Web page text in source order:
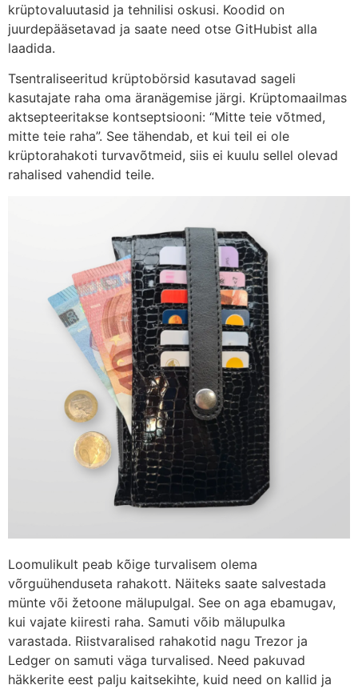
krüptovaluutasid ja tehnilisi oskusi. Koodid on
juurdepääsetavad ja saate need otse GitHubist alla
laadida.
Tsentraliseeritud krüptobörsid kasutavad sageli
kasutajate raha oma äranägemise järgi. Krüptomaailmas
aktsepteeritakse kontseptsiooni: “Mitte teie võtmed,
mitte teie raha”. See tähendab, et kui teil ei ole
krüptorahakoti turvavõtmeid, siis ei kuulu sellel olevad
rahalised vahendid teile.
Loomulikult peab kõige turvalisem olema
võrguühenduseta rahakott. Näiteks saate salvestada
münte või žetoone mälupulgal. See on aga ebamugav,
kui vajate kiiresti raha. Samuti võib mälupulka
varastada. Riistvaralised rahakotid nagu Trezor ja
Ledger on samuti väga turvalised. Need pakuvad
häkkerite eest palju kaitsekihte, kuid need on kallid ja